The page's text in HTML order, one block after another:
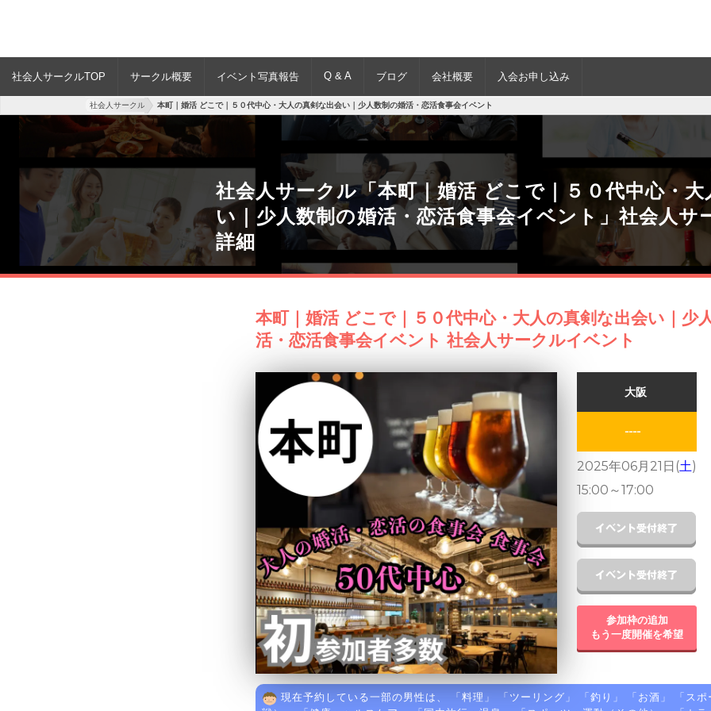
社会人サークルTOP サークル概要 イベント写真報告 Q & A ブログ 会社概要 入会お申し込み
社会人サークル 本町｜婚活 どこで｜５０代中心・大人の真剣な出会い｜少人数制の婚活・恋活食事会イベント
社会人サークル「本町｜婚活 どこで｜５０代中心・
い｜少人数制の婚活・恋活食事会イベント」社会人サ
詳細
本町｜婚活 どこで｜５０代中心・大人の真剣な出会い｜少
活・恋活食事会イベント 社会人サークルイベント
大阪
----
2025年06月21日(土)
15:00 ～17:00
参加枠の追加
もう一度開催を希望
現在予約している一部の男性は、 「料理 」 「ツーリング 」 「釣り 」 「お酒 」 「スポ